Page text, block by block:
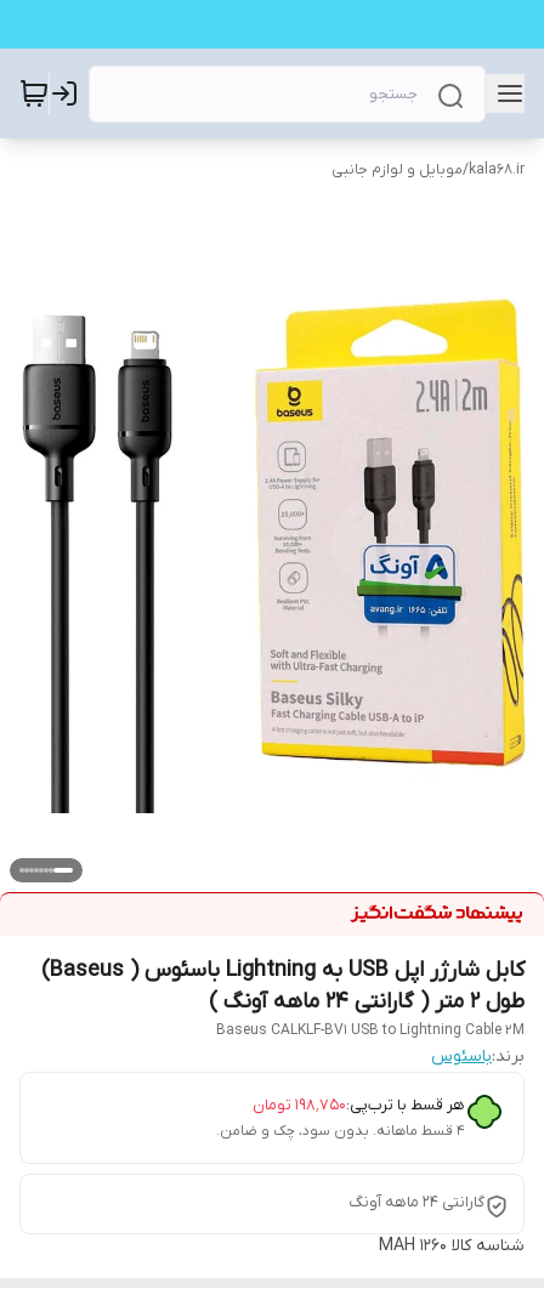
kala68.ir
/موبایل و لوازم جانبی
کابل شارژر اپل USB به Lightning باسئوس ( Baseus)
طول 2 متر ( گارانتی 24 ماهه آونگ )
Baseus CALKLF-BV1 USB to Lightning Cable 2M
برند:باسئوس
هر قسط با ترب‌پی:۱۹۸٬۷۵۰ تومان
۴ قسط ماهانه. بدون سود، چک و ضامن.
گارانتی 24 ماهه آونگ
شناسه کالا MAH 1260